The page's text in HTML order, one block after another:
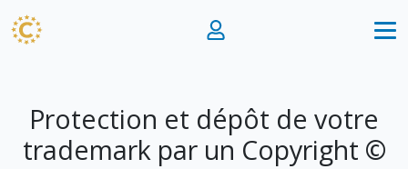
Protection et dépôt de votre
trademark par un Copyright ©